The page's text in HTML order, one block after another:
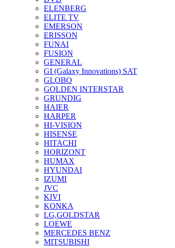
ELENBERG
ELITE TV
EMERSON
ERISSON
FUNAI
FUSION
GENERAL
GI (Galaxy Innovations) SAT
GLOBO
GOLDEN INTERSTAR
GRUNDIG
HAIER
HARPER
HI-VISION
HISENSE
HITACHI
HORIZONT
HUMAX
HYUNDAI
IZUMI
JVC
KIVI
KONKA
LG,GOLDSTAR
LOEWE
MERCEDES BENZ
MITSUBISHI